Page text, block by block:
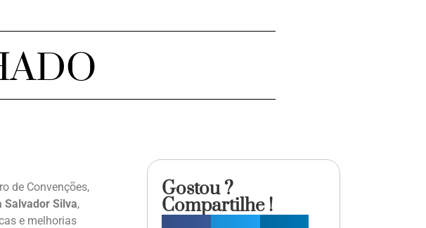
de Convenções,
Salvador Silva,
e melhorias
Gostou ?
Compartilhe !